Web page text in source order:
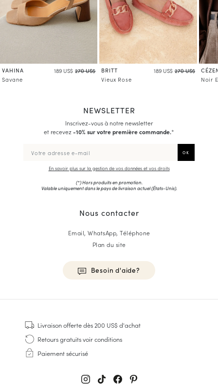
VAHINA 189 US$ 270 US$
Savane
BRITT 189 US$ 270 US$
Vieux Rose
Noir
NEWSLETTER
Inscrivez-vous à notre newsletter
et recevez-10% sur votre première commande.*
En savoir plus sur la gestion de vos données et vos droits
(*) Hors produits en promotion.
Valable uniquement dans le pays de livraison actuel (États-Unis).
Nous contacter
Email, WhatsApp, Téléphone
Plan du site
Besoin d'aide?
Baskets
Cousu Goodyear
Derbies & Richelieu
Richelieus Homme
Sandales & Espadrilles
Livraison offertedès 200 US$ d'achat
Retours gratuitsvoir conditions
Paiement sécurisé